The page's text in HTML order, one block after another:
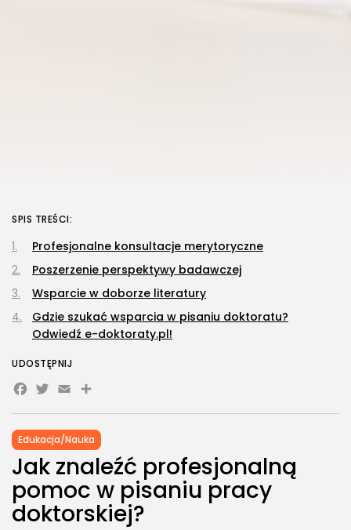
Edukacja/Nauka
Jak znaleźć profesjonalną
pomoc w pisaniu pracy
doktorskiej?
SPIS TREŚCI:
Profesjonalne konsultacje merytoryczne
Poszerzenie perspektywy badawczej
Wsparcie w doborze literatury
Gdzie szukać wsparcia w pisaniu doktoratu?
Odwiedź e-doktoraty.pl!
UDOSTĘPNIJ
Facebook
Twitter
EmailShare